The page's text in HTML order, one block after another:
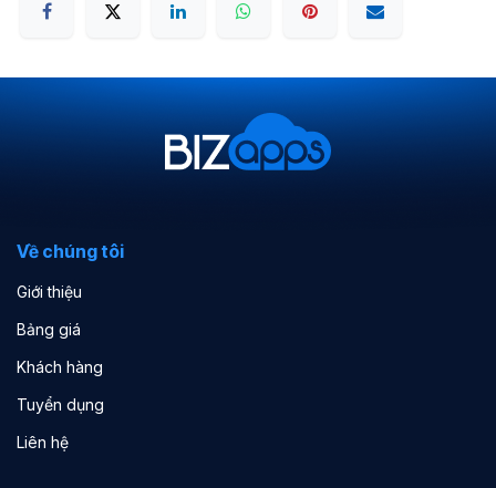
Về chúng tôi
Giới thiệu
Bảng giá
Khách hàng
Tuyển dụng
Liên hệ